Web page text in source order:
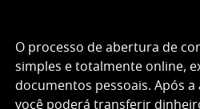
O processo de abertura de
simples e totalmente online,
documentos pessoais. Após
você poderá transferir